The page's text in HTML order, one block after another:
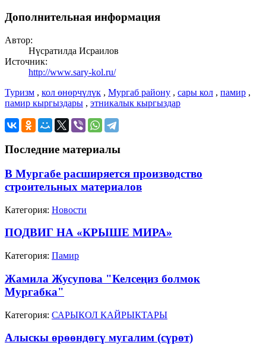
Дополнительная информация
Автор:
Нүсратилда Исраилов
Источник:
http://www.sary-kol.ru/
Туризм , кол өнөрчүлүк , Мургаб району , сары кол , памир ,
памир кыргыздары , этникалык кыргыздар
Последние материалы
В Мургабе расширяется производство
строительных материалов
Категория: Новости
ПОДВИГ НА «КРЫШЕ МИРА»
Категория: Памир
Жамила Жусупова "Келсеңиз болмок
Мургабка"
Категория: САРЫКОЛ КАЙРЫКТАРЫ
Алыскы өрөөндөгү мугалим (сүрөт)